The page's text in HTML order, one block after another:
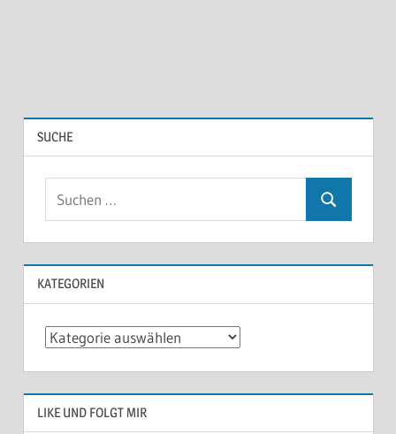
SUCHE
KATEGORIEN
Kategorien
LIKE UND FOLGT MIR